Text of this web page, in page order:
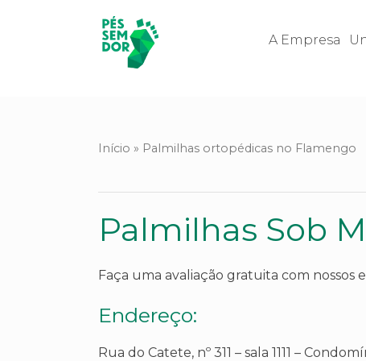
A Empresa
Início » Palmilhas ortopédicas no Flamengo
Palmilhas Sob
Faça uma avaliação gratuita com nossos
Endereço:
Rua do Catete, nº 311 – sala 1111 –